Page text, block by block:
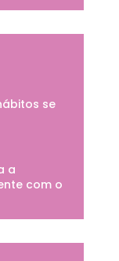
se
a
com o